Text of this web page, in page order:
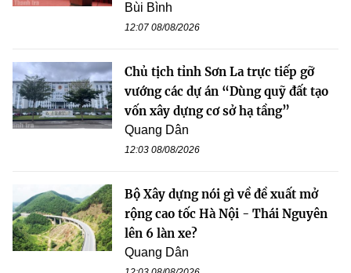
Bùi Bình
12:07 08/08/2026
Chủ tịch tỉnh Sơn La trực tiếp gỡ
vướng các dự án “Dùng quỹ đất tạo
vốn xây dựng cơ sở hạ tầng”
Quang Dân
12:03 08/08/2026
Bộ Xây dựng nói gì về đề xuất mở
rộng cao tốc Hà Nội - Thái Nguyên
lên 6 làn xe?
Quang Dân